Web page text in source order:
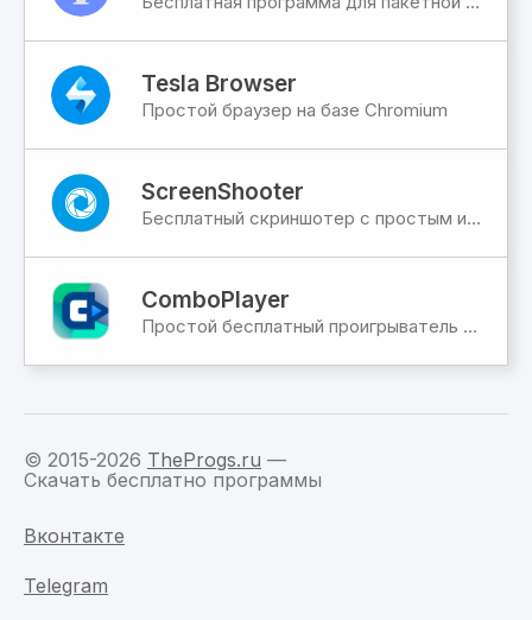
Tesla Browser
Простой браузер на базе Chromium
ScreenShooter
Бесплатный скриншотер с простым интерфейсом
ComboPlayer
Простой бесплатный проигрыватель для аудио и видео файлов, а также просмотра TV
© 2015-2026 TheProgs.ru —
Скачать бесплатно программы
Вконтакте
Telegram